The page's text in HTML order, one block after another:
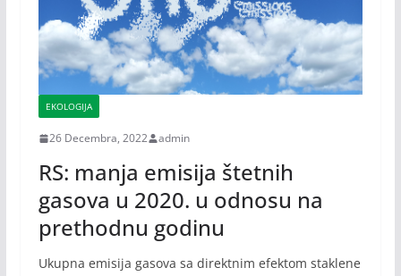
EKOLOGIJA
26 Decembra, 2022 admin
RS: manja emisija štetnih
gasova u 2020. u odnosu na
prethodnu godinu
Ukupna emisija gasova sa direktnim efektom staklene